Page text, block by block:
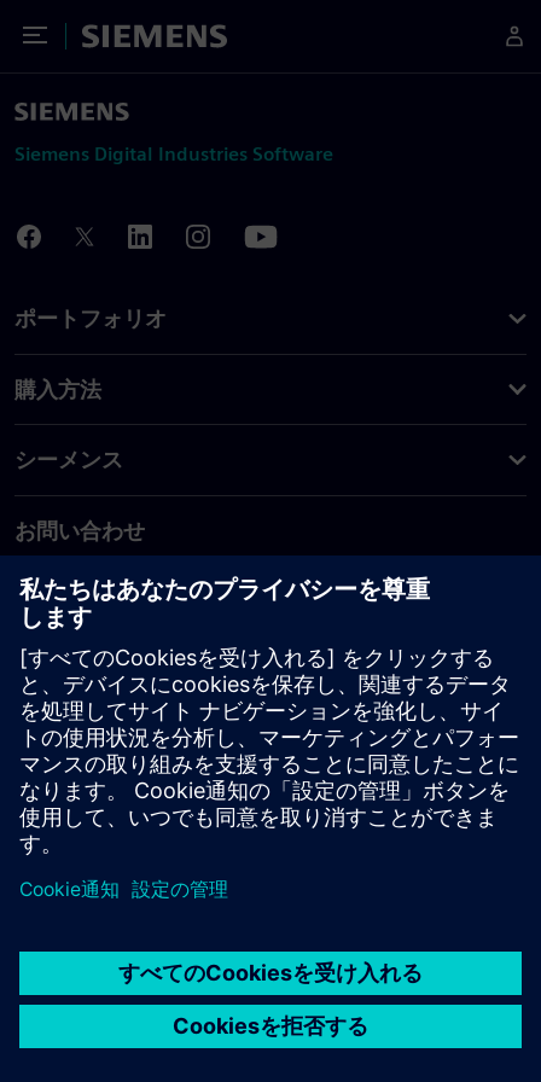
Toggle Menu
Siemens
Siemens Digital Industries Software
ポートフォリオ
購入方法
シーメンス
お問い合わせ
PLM製品のお問い合わせ
EDA製品のお問い合わせ
世界各地の事業拠点
サポート・センター
ご意見・ご要望
違法コピーの連絡先
© Siemens2026
タル・ミレニアム著作権法 (DMCA)
内部通報